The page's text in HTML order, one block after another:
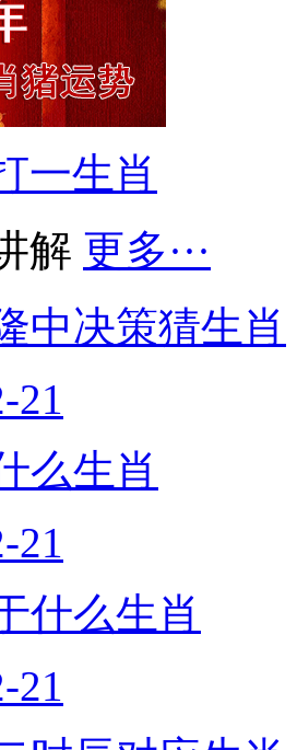
一生肖
解 更多···
中决策猜生肖
21
么生肖
21
什么生肖
21